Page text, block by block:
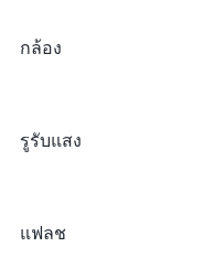
กล้อง
รูรับแสง
แฟลช